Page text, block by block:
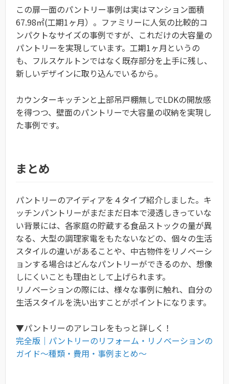
この扉一面のパントリー事例は実はマンション面積
67.98㎡(工期1ヶ月）。ファミリーに人気の比較的コ
ンパクトなサイズの事例ですが、これだけの大容量の
パントリーを実現しています。工期1ヶ月というの
も、フルスケルトンではなく既存部分を上手に残し、
新しいデザインに取り込んでいるから。
カウンターキッチンと上部吊戸棚無しでLDKの開放感
を得つつ、壁面のパントリーで大容量の収納を実現し
た事例です。
まとめ
パントリーのアイディアを４タイプ紹介しました。キ
ッチンパントリーがまだまだ日本で浸透しきっていな
い背景には、各家庭の貯蔵する食品ストックの量が異
なる、大型の調理家電をもたないなどの、個々の生活
スタイルの違いがあることや、中古物件をリノベーシ
ョンする場合はどんなパントリーができるのか、想像
しにくいことも理由として上げられます。
リノベーションの際には、様々な事例に触れ、自分の
生活スタイルを洗い出すことがポイントになります。
▼パントリーのアレコレをもっと詳しく！
完全版｜パントリーのリフォーム・リノベーションの
ガイド〜種類・費用・事例まとめ〜